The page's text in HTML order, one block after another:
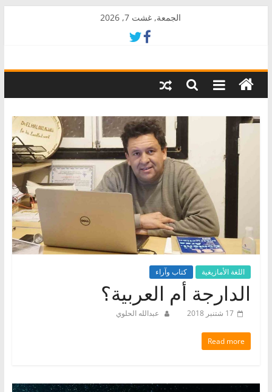
الجمعة, غشت 7, 2026
AkalPress
منبر
المغرب
اللغة الأمازيغية كتاب وآراء
الدارجة أم العربية؟
17 شتنبر 2018 عبدالله الحلوي
Read more